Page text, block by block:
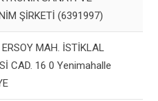
ŞİRKETİ (6391997)
MAH. İSTİKLAL
CAD. 16 0 Yenimahalle